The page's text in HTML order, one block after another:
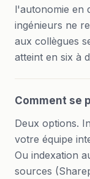
l'autonomie en
ingénieurs ne
aux collègues
atteint en six à
Comment se
Deux options.
votre équipe
Ou indexation
sources